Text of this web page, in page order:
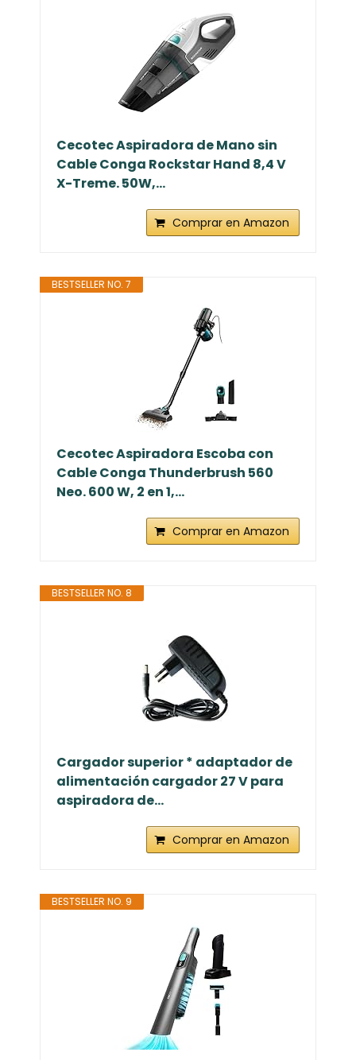
Cecotec Aspiradora de Mano sin
Cable Conga Rockstar Hand 8,4 V
X-Treme. 50W,...
Comprar en Amazon
BESTSELLER NO. 7
Cecotec Aspiradora Escoba con
Cable Conga Thunderbrush 560
Neo. 600 W, 2 en 1,...
Comprar en Amazon
BESTSELLER NO. 8
Cargador superior * adaptador de
alimentación cargador 27 V para
aspiradora de...
Comprar en Amazon
BESTSELLER NO. 9